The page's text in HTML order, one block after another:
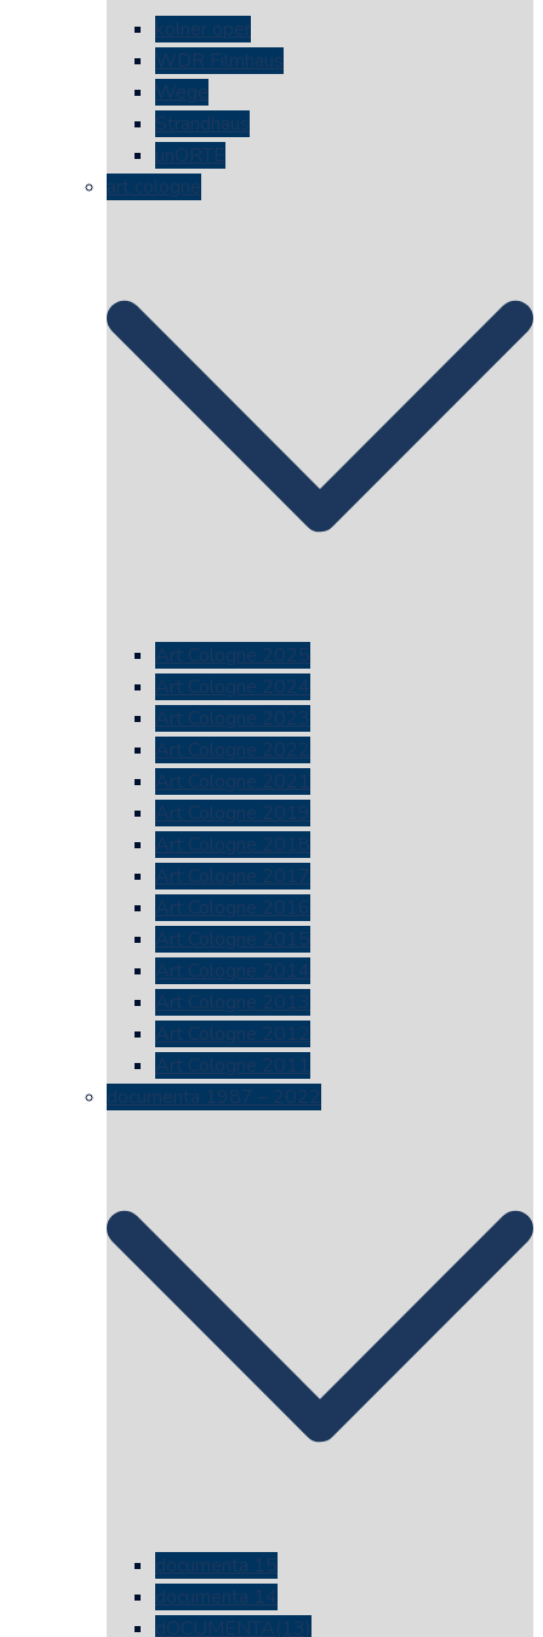
kölner oper
WDR Filmhaus
Wege
Strandhaus
unORTE
art cologne
Art Cologne 2025
Art Cologne 2024
Art Cologne 2023
Art Cologne 2022
Art Cologne 2021
Art Cologne 2019
Art Cologne 2018
Art Cologne 2017
Art Cologne 2016
Art Cologne 2015
Art Cologne 2014
Art Cologne 2013
Art Cologne 2012
Art Cologne 2011
documenta 1987 – 2022
documenta 15
documenta 14
dOCUMENTA(13)